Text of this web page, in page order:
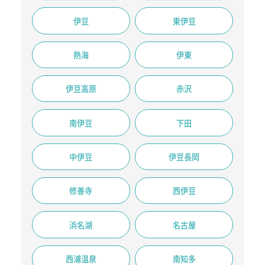
伊豆 東伊豆
熱海 伊東
伊豆高原 赤沢
南伊豆 下田
中伊豆 伊豆長岡
修善寺 西伊豆
浜名湖 名古屋
西浦温泉 南知多